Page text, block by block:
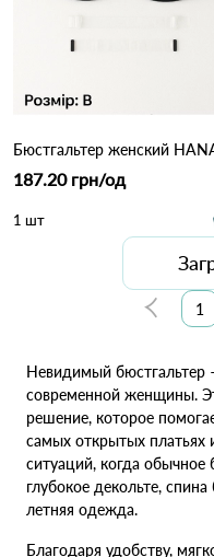
187.20 грн/од
1 шт
1
Невидимый бюстгальтер
современной женщины.
решение, которое
самых открытых платьях
ситуаций, когда обычное
глубокое декольте,
летняя одежда.
Благодаря удобству,